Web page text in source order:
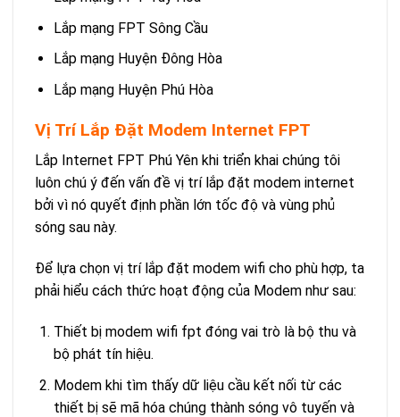
Lắp mạng FPT Sông Cầu
Lắp mạng Huyện Đông Hòa
Lắp mạng Huyện Phú Hòa
Vị Trí Lắp Đặt Modem Internet FPT
Lắp Internet FPT Phú Yên khi triển khai chúng tôi
luôn chú ý đến vấn đề vị trí lắp đặt modem internet
bởi vì nó quyết định phần lớn tốc độ và vùng phủ
sóng sau này.
Để lựa chọn vị trí lắp đặt modem wifi cho phù hợp, ta
phải hiểu cách thức hoạt động của Modem như sau:
Thiết bị modem wifi fpt đóng vai trò là bộ thu và
bộ phát tín hiệu.
Modem khi tìm thấy dữ liệu cầu kết nối từ các
thiết bị sẽ mã hóa chúng thành sóng vô tuyến và